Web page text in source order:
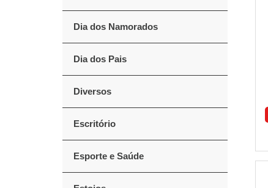
Dia dos Namorados
Dia dos Pais
Diversos
Escritório
Esporte e Saúde